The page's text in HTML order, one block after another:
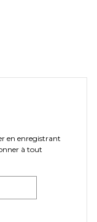
en enregistrant
à tout